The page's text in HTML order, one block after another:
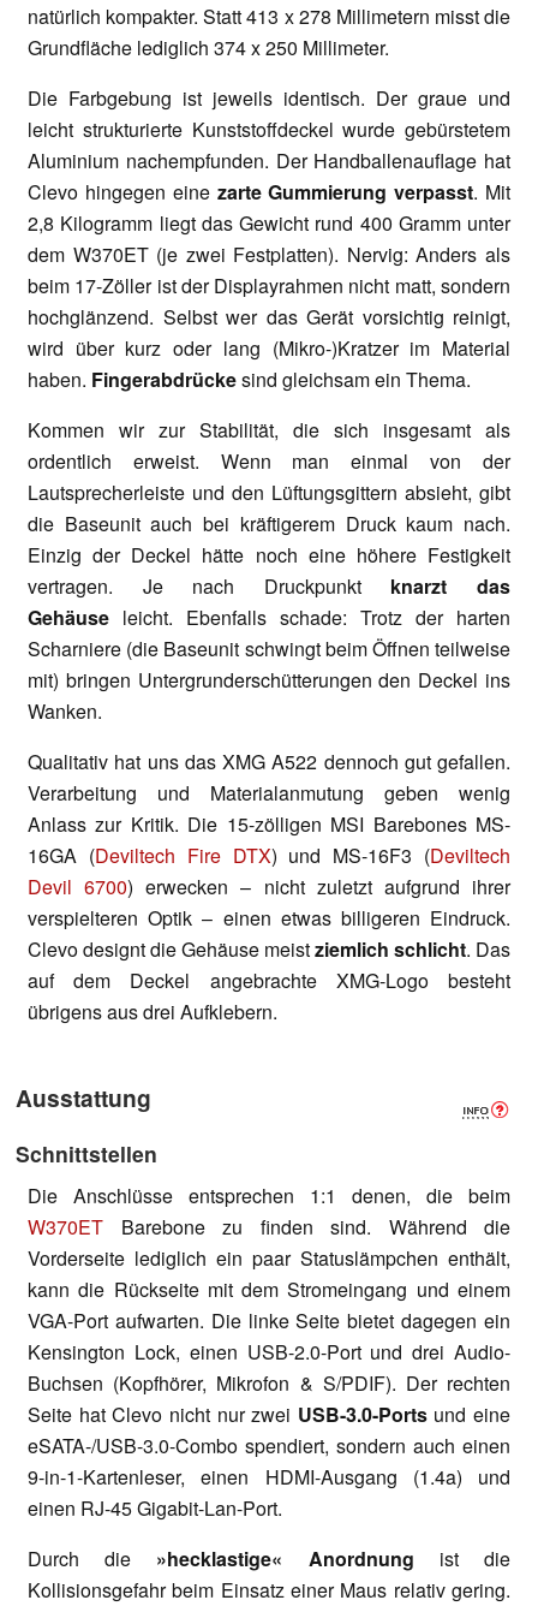
natürlich kompakter. Statt 413 x 278 Millimetern misst die
Grundfläche lediglich 374 x 250 Millimeter.
Die Farbgebung ist jeweils identisch. Der graue und
leicht strukturierte Kunststoffdeckel wurde gebürstetem
Aluminium nachempfunden. Der Handballenauflage hat
Clevo hingegen eine zarte Gummierung verpasst. Mit
2,8 Kilogramm liegt das Gewicht rund 400 Gramm unter
dem W370ET (je zwei Festplatten). Nervig: Anders als
beim 17-Zöller ist der Displayrahmen nicht matt, sondern
hochglänzend. Selbst wer das Gerät vorsichtig reinigt,
wird über kurz oder lang (Mikro-)Kratzer im Material
haben. Fingerabdrückesind gleichsam ein Thema.
Kommen wir zur Stabilität, die sich insgesamt als
ordentlich erweist. Wenn man einmal von der
Lautsprecherleiste und den Lüftungsgittern absieht, gibt
die Baseunit auch bei kräftigerem Druck kaum nach.
Einzig der Deckel hätte noch eine höhere Festigkeit
vertragen. Je nach Druckpunkt knarzt das
Gehäuse leicht. Ebenfalls schade: Trotz der harten
Scharniere (die Baseunit schwingt beim Öffnen teilweise
mit) bringen Untergrunderschütterungen den Deckel ins
Wanken.
Qualitativ hat uns das XMG A522 dennoch gut gefallen.
Verarbeitung und Materialanmutung geben wenig
Anlass zur Kritik. Die 15-zölligen MSI Barebones MS-
16GA (Deviltech Fire DTX) und MS-16F3 (Deviltech
Devil 6700) erwecken – nicht zuletzt aufgrund ihrer
verspielteren Optik – einen etwas billigeren Eindruck.
Clevo designt die Gehäuse meistziemlich schlicht. Das
auf dem Deckel angebrachte XMG-Logo besteht
übrigens aus drei Aufklebern.
Ausstattung
Schnittstellen
Die Anschlüsse entsprechen 1:1 denen, die beim
W370ET Barebone zu finden sind. Während die
Vorderseite lediglich ein paar Statuslämpchen enthält,
kann die Rückseite mit dem Stromeingang und einem
VGA-Port aufwarten. Die linke Seite bietet dagegen ein
Kensington Lock, einen USB-2.0-Port und drei Audio-
Buchsen (Kopfhörer, Mikrofon & S/PDIF). Der rechten
Seite hat Clevo nicht nur zwei USB-3.0-Portsund eine
eSATA-/USB-3.0-Combo spendiert, sondern auch einen
9-in-1-Kartenleser, einen HDMI-Ausgang (1.4a) und
einen RJ-45 Gigabit-Lan-Port.
Durch die »hecklastige« Anordnung ist die
Kollisionsgefahr beim Einsatz einer Maus relativ gering.